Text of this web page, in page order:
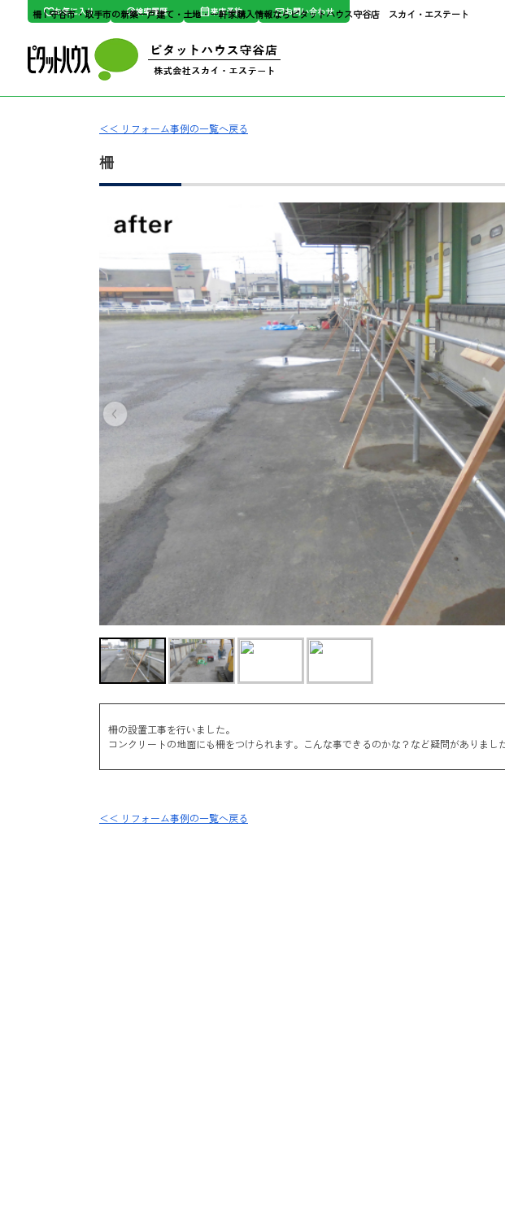
柵 | 守谷市・取手市の新築一戸建て・土地・一軒家購入情報ならピタットハウス守谷店 スカイ・エステート
お気に入り 検索履歴 来店予約 お問い合わせ
＜＜ リフォーム事例の一覧へ戻る
柵
柵の設置工事を行いました。
コンクリートの地面にも柵をつけられます。こんな事できるのかな？など疑問がありまし
＜＜ リフォーム事例の一覧へ戻る